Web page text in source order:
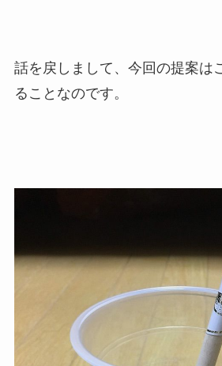
話を戻しまして、今回の提案は
ることなのです。